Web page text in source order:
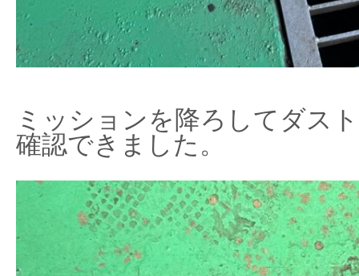
ミッションを降ろしてダス
確認できました。